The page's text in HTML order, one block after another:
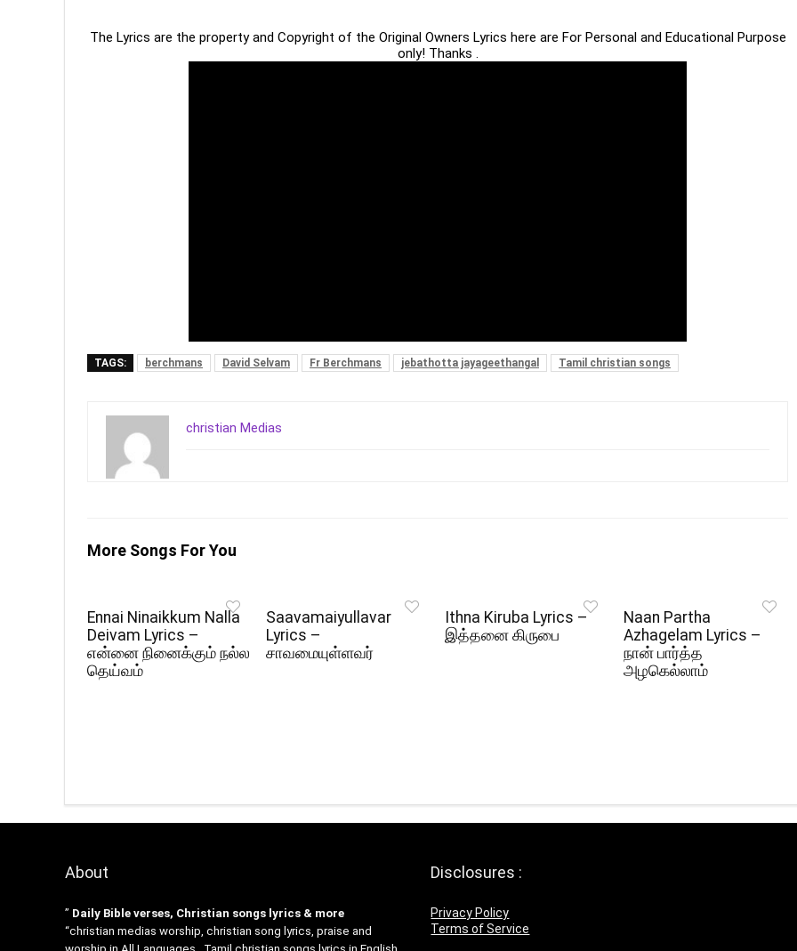
The Lyrics are the property and Copyright of the Original Owners Lyrics here are For Personal and Educational Purpose
only! Thanks .
TAGS: berchmans David Selvam Fr Berchmans jebathotta jayageethangal Tamil christian songs
christian Medias
More Songs For You
Ennai Ninaikkum Nalla
Deivam Lyrics –
என்னை நினைக்கும் நல்ல
தெய்வம்
Saavamaiyullavar
Lyrics –
சாவமையுள்ளவர்
Ithna Kiruba Lyrics –
இத்தனை கிருபை
Naan Partha
Azhagelam Lyrics –
நான் பார்த்த
அழகெல்லாம்
About
” Daily Bible verses, Christian songs lyrics & more
“christian medias worship, christian song lyrics, praise and
Disclosures :
Privacy Policy
Terms of Service